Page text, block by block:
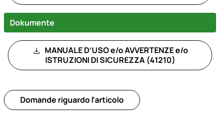
Dokumente
MANUALE D’USO e/o AVVERTENZE e/o
ISTRUZIONI DI SICUREZZA (41210)
Domande riguardo l'articolo